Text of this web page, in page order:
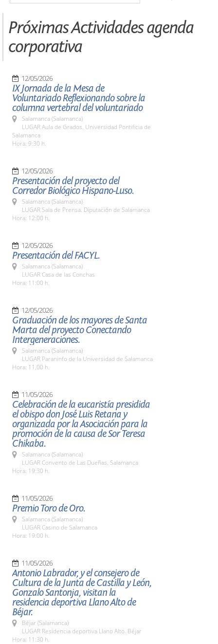
Próximas Actividades agenda
corporativa
12/05/2026
IX Jornada de la Mesa de
Voluntariado Reflexionando sobre la
columna vertebral del voluntariado
Salamanca (Salamanca)
LUGAR Aula de Grados. Universidad Pontificia de
Salamanca
Hora: 9:30 h.
12/05/2026
Presentación del proyecto del
Corredor Biológico Hispano-Luso.
Salamanca (Salamanca)
LUGAR Sala de Prensa. Diputación de Salamanca
Hora: 12:00 h.
12/05/2026
Presentación del FACYL.
Salamanca (Salamanca)
LUGAR Casa de las Conchas
Hora: 11:00 h.
12/05/2026
Graduación de los mayores de Santa
Marta del proyecto Conectando
Intergeneraciones.
Salamanca (Salamanca)
LUGAR Paraninfo de la Universidad de Salamanca
Hora: 11,00 h.
11/05/2026
Celebración de la eucaristía presidida
el obispo don José Luis Retana y
organizada por la Asociación para la
promoción de la causa de Sor Teresa
Chikaba.
Salamanca (Salamanca)
LUGAR Convento de Las Dueñas. Salamanca
Hora: 19:30 h.
11/05/2026
Premio Toro de Oro.
Salamanca (Salamanca)
LUGAR Casino de Salamanca
Hora: 19:00 h.
11/05/2026
Antonio Labrador, y el consejero de
Cultura de la Junta de Castilla y León,
Gonzalo Santonja, visitan la
residencia deportiva Llano Alto de
Béjar.
Béjar (Salamanca)
LUGAR Residencia deportiva Llano Alto. Béjar
Hora: 11:30 h.